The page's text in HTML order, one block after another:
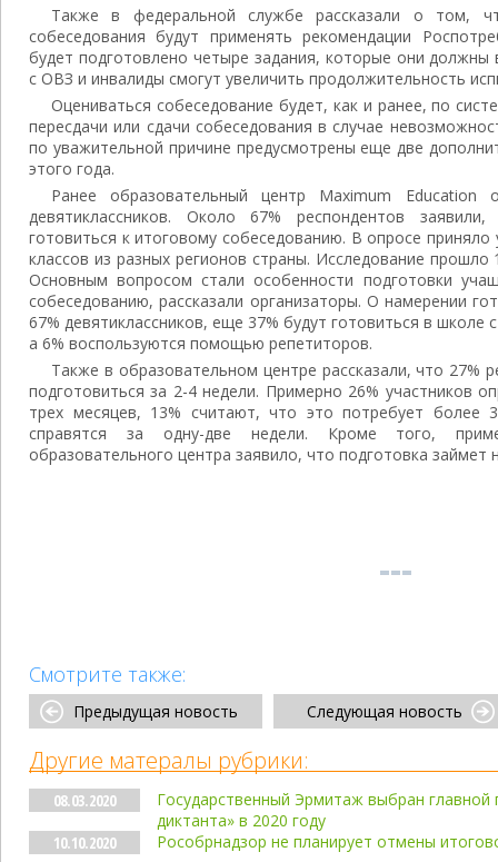
Также в федеральной службе рассказали о том,
собеседования будут применять рекомендации
будет подготовлено четыре задания, которые они должны
с ОВЗ и инвалиды смогут увеличить продолжительность
Оцениваться собеседование будет, как и ранее, по
пересдачи или сдачи собеседования в случае
по уважительной причине предусмотрены еще две
этого года.
Ранее образовательный центр Maximum Education
девятиклассников. Около 67% респондентов
готовиться к итоговому собеседованию. В опросе
классов из разных регионов страны. Исследование
Основным вопросом стали особенности подготовки
собеседованию, рассказали организаторы. О намерении
67% девятиклассников, еще 37% будут готовиться в школе
а 6% воспользуются помощью репетиторов.
Также в образовательном центре рассказали, что 27%
подготовиться за 2-4 недели. Примерно 26% участников
трех месяцев, 13% считают, что это потребует более
справятся за одну-две недели. Кроме того,
образовательного центра заявило, что подготовка займет
Смотрите также:
Предыдущая новость Следующая новость
Другие матералы рубрики:
08.03.2020
Государственный Эрмитаж выбран
диктанта» в 2020 году
10.10.2020
Рособрнадзор не планирует отмены